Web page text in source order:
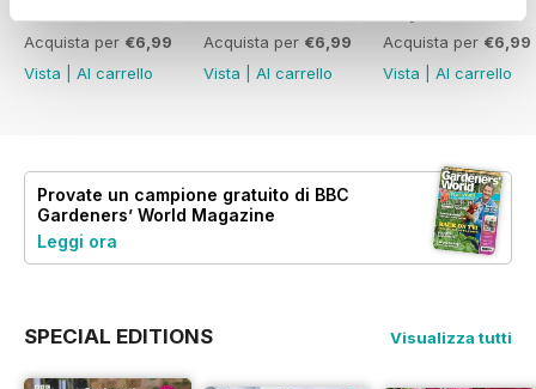
Acquista per €6,99
Vista
Al carrello
Acquista per €6,99
Vista
Al carrello
Acquista per €6,99
Vista
Al carrello
Provate un campione gratuito di BBC
Gardeners’ World Magazine
Leggi ora
SPECIAL EDITIONS Visualizza tutti